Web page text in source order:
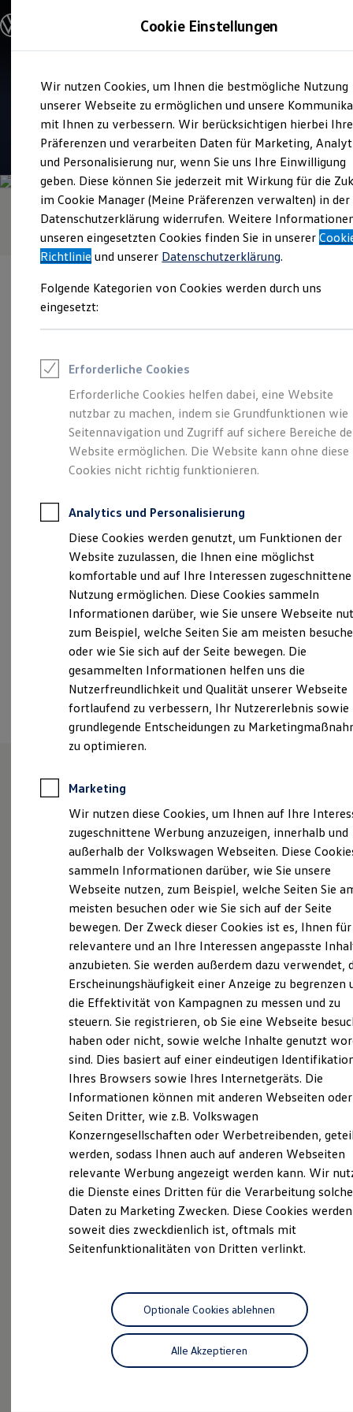
Hauptinhalt
springen
Footer
springen
Modelle & Konfigurator
Nutzfahrzeugkategorien entdecken
Modelle konfigurieren
Vorgängermodelle und Oldtimer
Vorgängermodelle
Oldtimer
Bulli Historie
Branchenlösungen & Gewerbekunden
Umbaulösungen und Hersteller finden
Auf- und Umbauten entdecken & konfigurieren
Groß- und Sonderkunden
Großkunden
Kommunen & Behörden
Journalisten
Sportvereine
Branchenlösungen
Gewerbliche Personenbeförderung
Service & mobile Werkstätten
Menschen mit Behinderung
Rettungsdienste
ONE Business ID Vorteile
Fahrzeugsuche & Marktplatz
Fahrzeugsuche
Fahrzeuge online kaufen
Digitaler Marktplatz
Kauf & Finanzierung
Online-Fahrzeugbewertung
Für Privatkunden
Für Gewerbekunden
Profi Paket
TopDeal
Gebrauchtwagen
ProfiPartner für Gebrauchtwagen
Zertifizierte Gebrauchtwagen
Finanzierung
Für Privatkunden
Für Gewerbekunden
Leasing
Für Privatkunden
Für Gewerbekunden
Versicherungen & Garantien
Garantien
Kfz-Versicherung für Nutzfahrzeuge
Restschuldversicherung
Wartungsverträge
Reparatur & Service
Sommer-Special
Reparatur, Pflege & Inspektion
Servicetermin anfragen
Service-Vorteile bei Volkswagen Nutzfahrzeuge
ServicePlus
Economy Service
Räder & Reifen Service
Ersatzfahrzeuge
Notdienst und Pannenhilfe
Software, Konnektivität & Apps
California App
VW Connect für Ihren Transporter/Caravelle
VW Connect für Ihren Amarok
VW Connect für andere Modelle
Fleet Interface Data
Multistop Pathfinder
Übersicht Software Updates
Digitales Bordbuch
Fahrerassistenz- und Sicherheitssysteme
Kontrollleuchten
Kurzfahrprofile und Ölverdünnung
Batterieverordnung
XTL-Dieselkraftstoff
Ersatzteile und Betriebsflüssigkeiten
Original Zubehör und Lifestyle Produkte
myVolkswagen
myVolkswagen Business
Elektrisch & Autonom
Unser Ansatz
Reichweitensimulator
Ladezeitensimulator
Ladelösungen für Privatkunden
Ladelösungen für Gewerbekunden
Wallbox und Ladekabel
Bidirektionales Laden
Verkauf und Service
Seitz Autohandel
4.5| 190 Bewertungen
Heisinger Straße 2, 87437 Kempten
info@vw-kempten.de
+49 831 704920
Samstag
13:00
Ansprechpartner
Termin vereinbaren
Unsere Leistungen
Überblick
Neuwagen Nutzfahrzeuge
Neuwagen Caddy - Multivan -
California
ID.Buzz
California-Profi-Partner
Service
ServicePlus
Volkswagen Economy
Service
ProfiPartner für
Gebrauchtwagen
ZertifizierteGebrauchtwagen
Probefahrt
Cookie Einstellungen
Wir nutzen Cookies, um Ihnen die bestmögliche Nutzung
unserer Webseite zu ermöglichen und unsere
mit Ihnen zu verbessern. Wir berücksichtigen hierbei Ihre
Präferenzen und verarbeiten Daten für Marketing,
und Personalisierung nur, wenn Sie uns Ihre Einwilligung
geben. Diese können Sie jederzeit mit Wirkung für die
im Cookie Manager (Meine Präferenzen verwalten) in der
Datenschutzerklärung widerrufen. Weitere
unseren eingesetzten Cookies finden Sie in unserer
Richtlinie und unserer Datenschutzerklärung.
Folgende Kategorien von Cookies werden durch uns
eingesetzt:
Erforderliche Cookies
Erforderliche Cookies helfen dabei, eine Website
nutzbar zu machen, indem sie Grundfunktionen wie
Seitennavigation und Zugriff auf sichere Bereiche
Website ermöglichen. Die Website kann ohne diese
Cookies nicht richtig funktionieren.
Analytics und Personalisierung
Diese Cookies werden genutzt, um Funktionen der
Website zuzulassen, die Ihnen eine möglichst
komfortable und auf Ihre Interessen zugeschnittene
Nutzung ermöglichen. Diese Cookies sammeln
Informationen darüber, wie Sie unsere Webseite
zum Beispiel, welche Seiten Sie am meisten
oder wie Sie sich auf der Seite bewegen. Die
gesammelten Informationen helfen uns die
Nutzerfreundlichkeit und Qualität unserer Webseite
fortlaufend zu verbessern, Ihr Nutzererlebnis sowie
grundlegende Entscheidungen zu
zu optimieren.
Marketing
Wir nutzen diese Cookies, um Ihnen auf Ihre
zugeschnittene Werbung anzuzeigen, innerhalb und
außerhalb der Volkswagen Webseiten. Diese
sammeln Informationen darüber, wie Sie unsere
Webseite nutzen, zum Beispiel, welche Seiten Sie
meisten besuchen oder wie Sie sich auf der Seite
bewegen. Der Zweck dieser Cookies ist es, Ihnen für
relevantere und an Ihre Interessen angepasste
anzubieten. Sie werden außerdem dazu verwendet,
Erscheinungshäufigkeit einer Anzeige zu begrenzen
die Effektivität von Kampagnen zu messen und zu
steuern. Sie registrieren, ob Sie eine Webseite
haben oder nicht, sowie welche Inhalte genutzt
sind. Dies basiert auf einer eindeutigen
Ihres Browsers sowie Ihres Internetgeräts. Die
Informationen können mit anderen Webseiten oder
Seiten Dritter, wie z.B. Volkswagen
Konzerngesellschaften oder Werbetreibenden,
werden, sodass Ihnen auch auf anderen Webseiten
relevante Werbung angezeigt werden kann. Wir
die Dienste eines Dritten für die Verarbeitung
Daten zu Marketing Zwecken. Diese Cookies
soweit dies zweckdienlich ist, oftmals mit
Seitenfunktionalitäten von Dritten verlinkt.
Alle Akzeptieren
Optionale Cookies ablehnen